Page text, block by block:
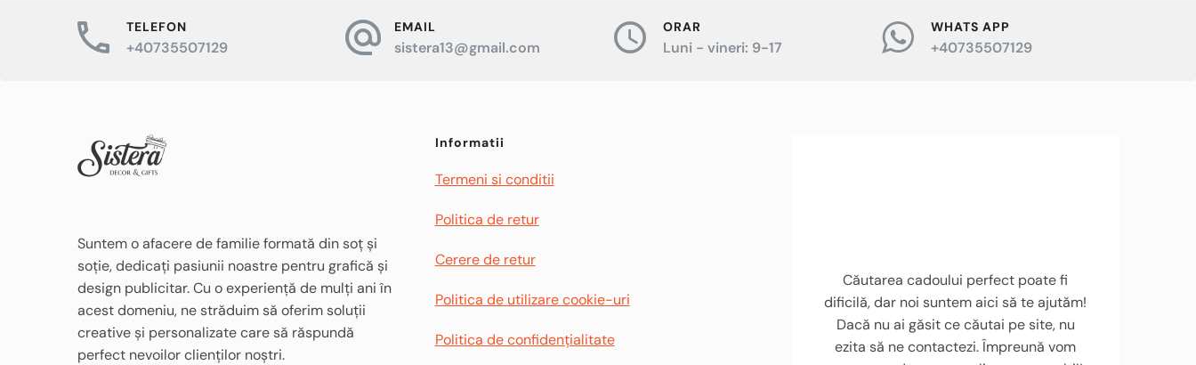
Opțiunile
în
pagina
Opțiunile
TELEFON
+40735507129
EMAIL
sistera13@gmail.com
ORAR
Luni - vineri: 9-17
WHATS APP
+40735507129
Suntem o afacere de familie formată din soț și
soție, dedicați pasiunii noastre pentru grafică și
design publicitar. Cu o experiență de mulți ani în
acest domeniu, ne străduim să oferim soluții
creative și personalizate care să răspundă
perfect nevoilor clienților noștri.
Informatii
Termeni si conditii
Politica de retur
Cerere de retur
Politica de utilizare cookie-uri
Politica de confidențialitate
Căutarea cadoului perfect poate fi
dificilă, dar noi suntem aici să te ajutăm!
Dacă nu ai găsit ce căutai pe site, nu
ezita să ne contactezi. Împreună vom